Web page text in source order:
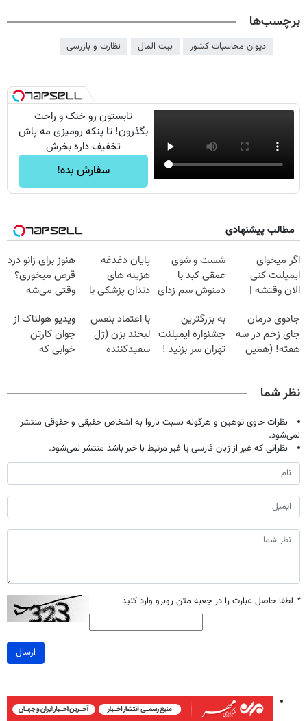
برچسب‌ها
دیوان محاسبات کشور بیت المال نظارت و بازرسی
تابستون رو خنک و راحت
بگذرون! تا پنکه رومیزی مه پاش
تخفیف داره بخرش
سفارش بده!
مطالب پیشنهادی
اگر میخوای
ایمپلنت کنی
الان وقتشه |
میلیون تومان!!!
شست و شوی
عمقی کبد با
دمنوش سم زدای
پایان دغدغه
هزینه های
دندان پزشکی با
خانگی
هنوز برای زانو درد
قرص میخوری؟
وقتی می‌شه
درمانش کرد؟؟؟؟
جادوی درمان
جای زخم در سه
هفته! (همین
به بزرگترین
جشنواره ایمپلنت
تهران سر بزنید !
با اعتماد بنفس
لبخند بزن (ژل
سفیدکننده
ویدیو هولناک از
جوان کارتن
خوابی که
نظر شما
نظرات حاوی توهین و هرگونه نسبت ناروا به اشخاص حقیقی و حقوقی منتشر
نمی‌شود.
نظراتی که غیر از زبان فارسی یا غیر مرتبط با خبر باشد منتشر نمی‌شود.
* لطفا حاصل عبارت را در جعبه متن روبرو وارد کنید
ارسال